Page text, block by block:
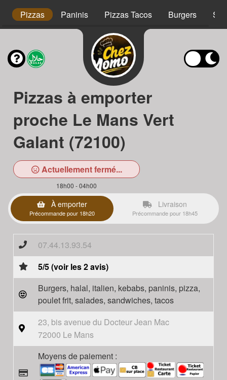
Pizzas Paninis Pizzas Tacos Burgers
Pizzas à emporter
proche Le Mans Vert
Galant (72100)
Actuellement fermé...
18h00 - 04h00
À emporter
Précommande pour 18h20
Livraison
Précommande pour 18h45
07.44.13.93.54
5/5 (voir les 2 avis)
Burgers, halal, italien, kebabs, paninis, pizza,
poulet frit, salades, sandwiches, tacos
23, bis avenue du Docteur Jean Mac
72000 Le Mans
Moyens de paiement :